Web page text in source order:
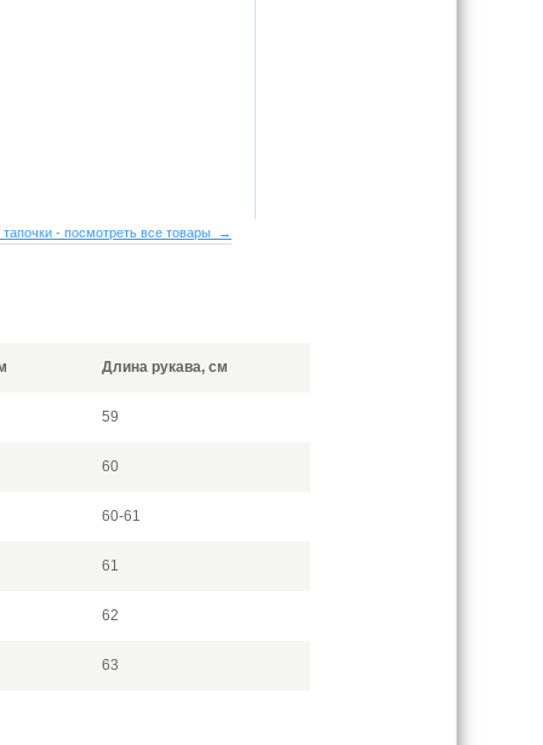
- посмотреть все товары →
Длина рукава, см
59
60
60-61
61
62
63